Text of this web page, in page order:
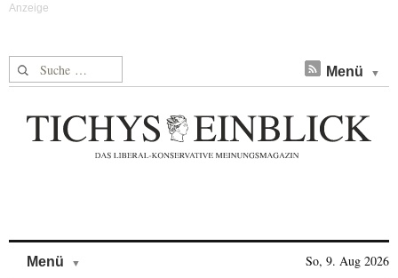
Suche nach: Menü
Menü So, 9. Aug 2026